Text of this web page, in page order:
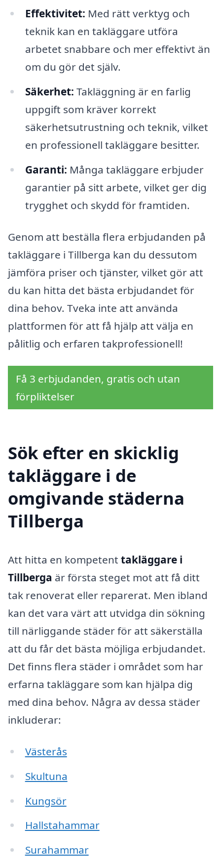
Effektivitet: Med rätt verktyg och
teknik kan en takläggare utföra
arbetet snabbare och mer effektivt än
om du gör det själv.
Säkerhet: Takläggning är en farlig
uppgift som kräver korrekt
säkerhetsutrustning och teknik, vilket
en professionell takläggare besitter.
Garanti: Många takläggare erbjuder
garantier på sitt arbete, vilket ger dig
trygghet och skydd för framtiden.
Genom att beställa flera erbjudanden på
takläggare i Tillberga kan du dessutom
jämföra priser och tjänster, vilket gör att
du kan hitta det bästa erbjudandet för
dina behov. Tveka inte att använda
plattformen för att få hjälp att välja en
pålitlig och erfaren takprofessionell!
Få 3 erbjudanden, gratis och utan
förpliktelser
Sök efter en skicklig
takläggare i de
omgivande städerna
Tillberga
Att hitta en kompetent takläggare i
Tillberga är första steget mot att få ditt
tak renoverat eller reparerat. Men ibland
kan det vara värt att utvidga din sökning
till närliggande städer för att säkerställa
att du får det bästa möjliga erbjudandet.
Det finns flera städer i området som har
erfarna takläggare som kan hjälpa dig
med dina behov. Några av dessa städer
inkluderar:
Västerås
Skultuna
Kungsör
Hallstahammar
Surahammar